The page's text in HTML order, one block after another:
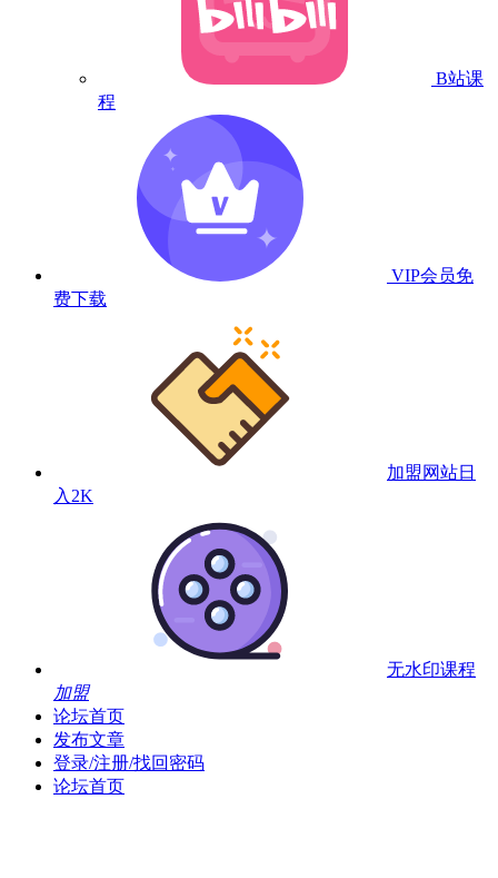
B站课
程
VIP会员免
费下载
加盟网站日
入2K
无水印课程
加盟
论坛首页
发布文章
登录/注册/找回密码
论坛首页